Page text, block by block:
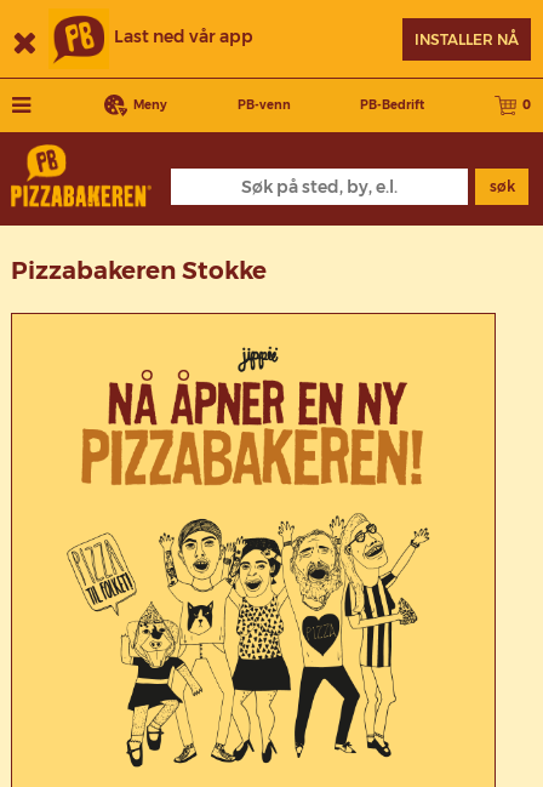
Last ned vår app INSTALLER NÅ
Meny PB-venn PB-Bedrift 0
søk
Pizzabakeren Stokke